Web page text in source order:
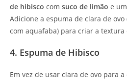
de hibisco com suco de limão e
Adicione a espuma de clara de ovo
com aquafaba) para criar a textura
4. Espuma de Hibisco
Em vez de usar clara de ovo para